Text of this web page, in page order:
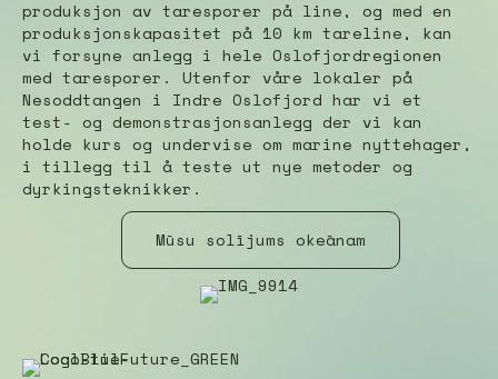
produksjon av taresporer på line, og med en
produksjonskapasitet på 10 km tareline, kan
vi forsyne anlegg i hele Oslofjordregionen
med taresporer. Utenfor våre lokaler på
Nesoddtangen i Indre Oslofjord har vi et
test- og demonstrasjonsanlegg der vi kan
holde kurs og undervise om marine nyttehager,
i tillegg til å teste ut nye metoder og
dyrkingsteknikker.
Mūsu solījums okeānam